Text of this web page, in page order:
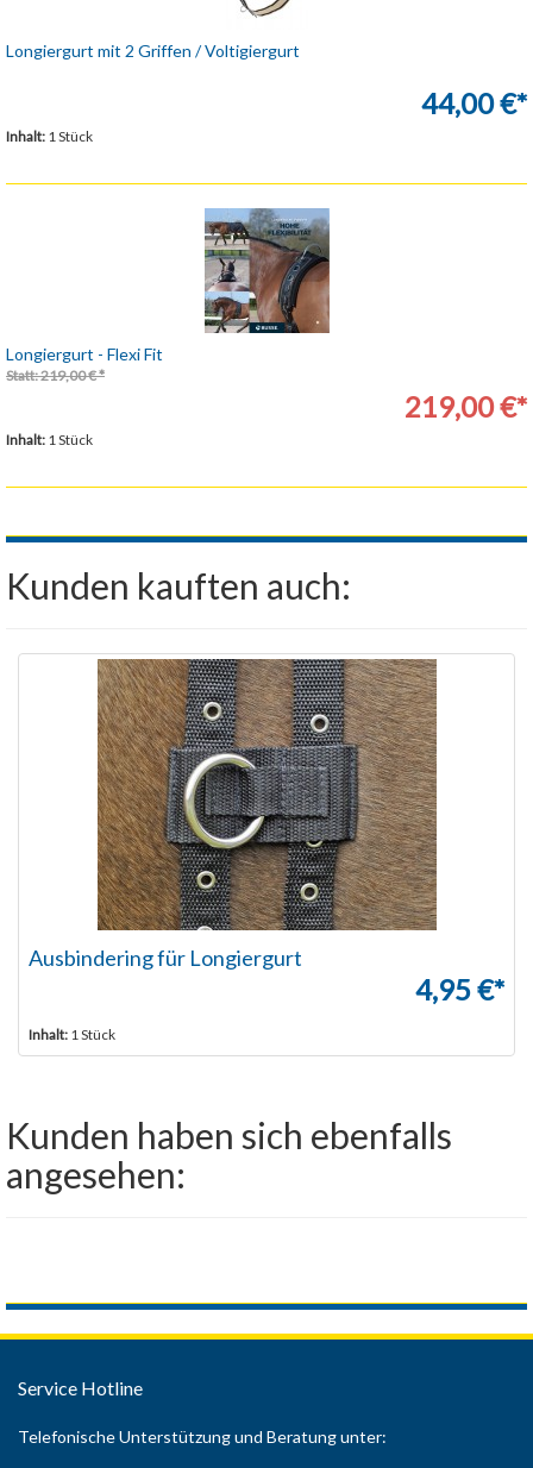
Longiergurt mit 2 Griffen / Voltigiergurt
44,00 €*
Inhalt: 1 Stück
Longiergurt - Flexi Fit
Statt: 219,00 € *
219,00 €*
Inhalt: 1 Stück
Kunden kauften auch:
Ausbindering für Longiergurt
4,95 €*
Inhalt: 1 Stück
Kunden haben sich ebenfalls
angesehen:
Service Hotline
Telefonische Unterstützung und Beratung unter: